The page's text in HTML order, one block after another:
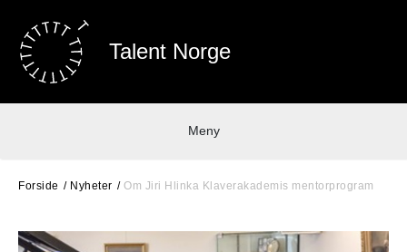
Talent Norge
Meny
Forside Nyheter Om Jiri Hlinka Klaverakademis mentorprogram